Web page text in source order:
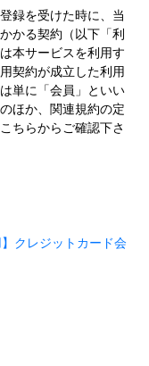
録を受けた時に、当
かる契約（以下「利
本サービスを利用す
契約が成立した利用
単に「会員」といい
ほか、関連規約の定
ちらからご確認下さ
クレジットカード会